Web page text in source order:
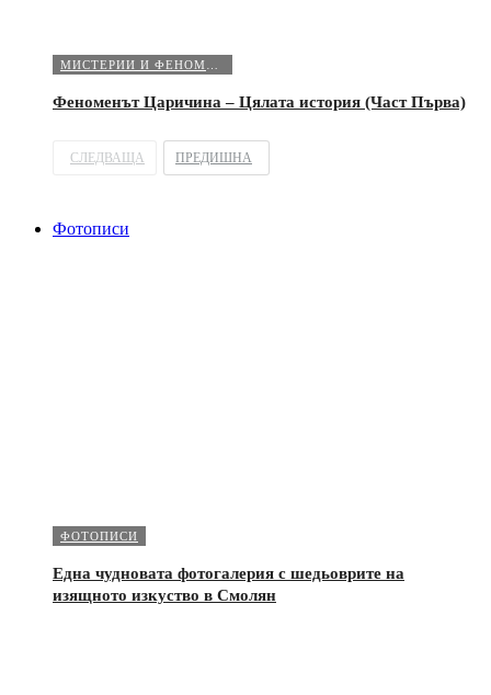
Феноменът Царичина – Цялата история (Част Първа)
СЛЕДВАЩА ПРЕДИШНА
Фотописи
ФОТОПИСИ
Една чудновата фотогалерия с шедьоврите на
изящното изкуство в Смолян